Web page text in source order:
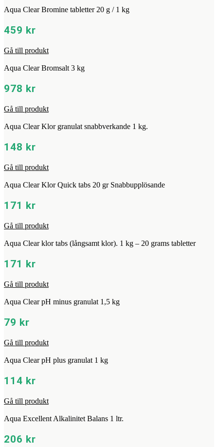
Aqua Clear Bromine tabletter 20 g / 1 kg
459 kr
Gå till produkt
Aqua Clear Bromsalt 3 kg
978 kr
Gå till produkt
Aqua Clear Klor granulat snabbverkande 1 kg.
148 kr
Gå till produkt
Aqua Clear Klor Quick tabs 20 gr Snabbupplösande
171 kr
Gå till produkt
Aqua Clear klor tabs (långsamt klor). 1 kg – 20 grams tabletter
171 kr
Gå till produkt
Aqua Clear pH minus granulat 1,5 kg
79 kr
Gå till produkt
Aqua Clear pH plus granulat 1 kg
114 kr
Gå till produkt
Aqua Excellent Alkalinitet Balans 1 ltr.
206 kr